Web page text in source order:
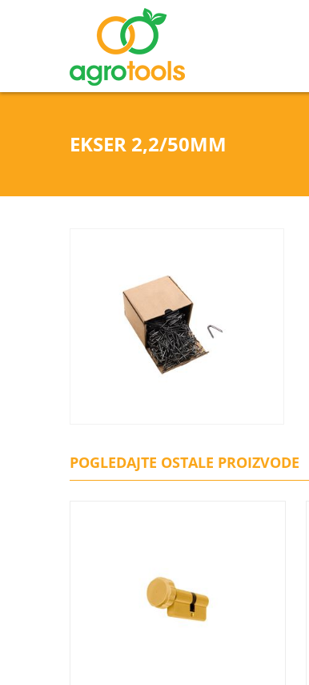
EKSER 2,2/50MM
POGLEDAJTE OSTALE PROIZVODE